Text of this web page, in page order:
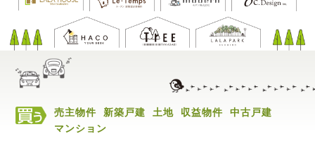
売主物件 新築戸建 土地 収益物件
中古戸建
マンション